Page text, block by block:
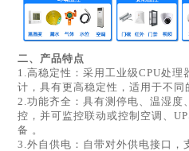
二、产品特点
1.高稳定性：采用工业级CPU处
计，具有更高稳定性，适用于不同
2.功能齐全：具有测停电、温湿度
控，并可监控联动或控制空调、
备 。
3.外自供电：自带对外供电接口，